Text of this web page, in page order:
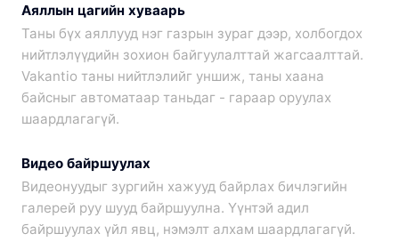
Аяллын цагийн хуваарь
Таны бүх аяллууд нэг газрын зураг дээр, холбогдох
нийтлэлүүдийн зохион байгуулалттай жагсаалттай.
Vakantio таны нийтлэлийг уншиж, таны хаана
байсныг автоматаар таньдаг - гараар оруулах
шаардлагагүй.
Видео байршуулах
Видеонуудыг зургийн хажууд байрлах бичлэгийн
галерей руу шууд байршуулна. Үүнтэй адил
байршуулах үйл явц, нэмэлт алхам шаардлагагүй.